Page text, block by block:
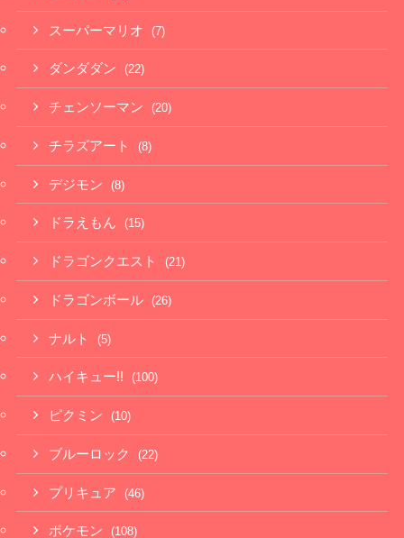
スーパーマリオ (7)
ダンダダン (22)
チェンソーマン (20)
チラズアート (8)
デジモン (8)
ドラえもん (15)
ドラゴンクエスト (21)
ドラゴンボール (26)
ナルト (5)
ハイキュー!! (100)
ピクミン (10)
ブルーロック (22)
プリキュア (46)
ポケモン (108)